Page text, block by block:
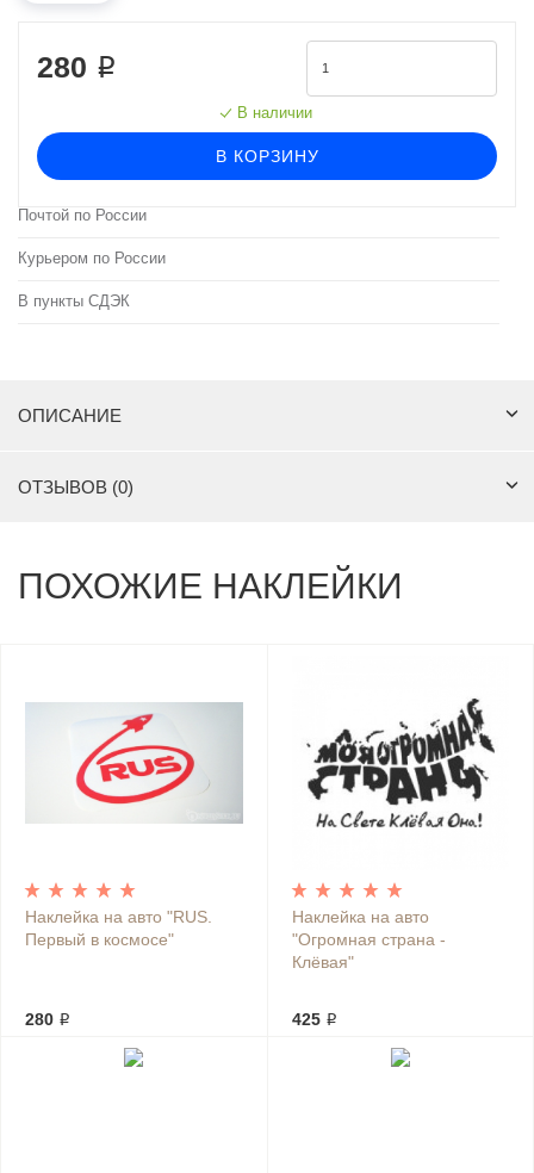
280 ₽
В наличии
В КОРЗИНУ
Почтой по России
Курьером по России
В пункты СДЭК
ОПИСАНИЕ
ОТЗЫВОВ (0)
ПОХОЖИЕ НАКЛЕЙКИ
Наклейка на авто "RUS.
Первый в космосе"
280 ₽
Наклейка на авто
"Огромная страна -
Клёвая"
425 ₽